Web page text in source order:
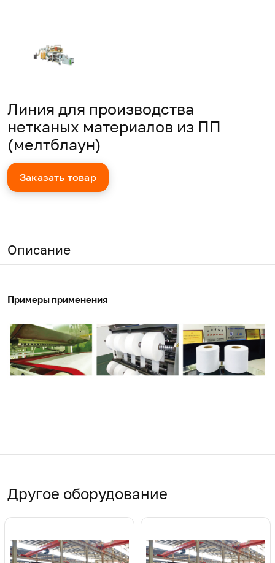
Линия для производства
нетканых материалов из ПП
(мелтблаун)
Заказать товар
Описание
Примеры применения
Другое оборудование